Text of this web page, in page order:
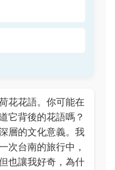
花花語。你可能在
它背後的花語嗎？
層的文化意義。我
次台南的旅行中，
也讓我好奇，為什